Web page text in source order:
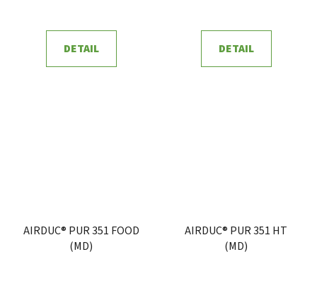
DETAIL DETAIL
AIRDUC® PUR 351 FOOD
(MD)
AIRDUC® PUR 351 HT
(MD)